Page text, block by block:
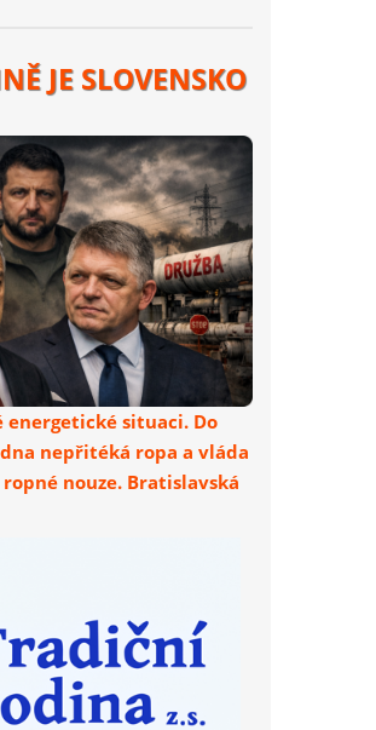
JE SLOVENSKO
energetické situaci. Do
nepřitéká ropa a vláda
nouze. Bratislavská